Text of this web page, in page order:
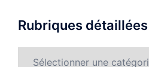
Rubriques détaillées